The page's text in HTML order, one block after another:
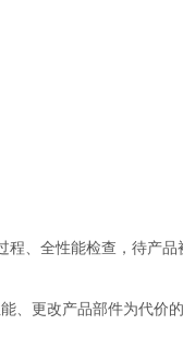
、全性能检查，待产品
更改产品部件为代价的